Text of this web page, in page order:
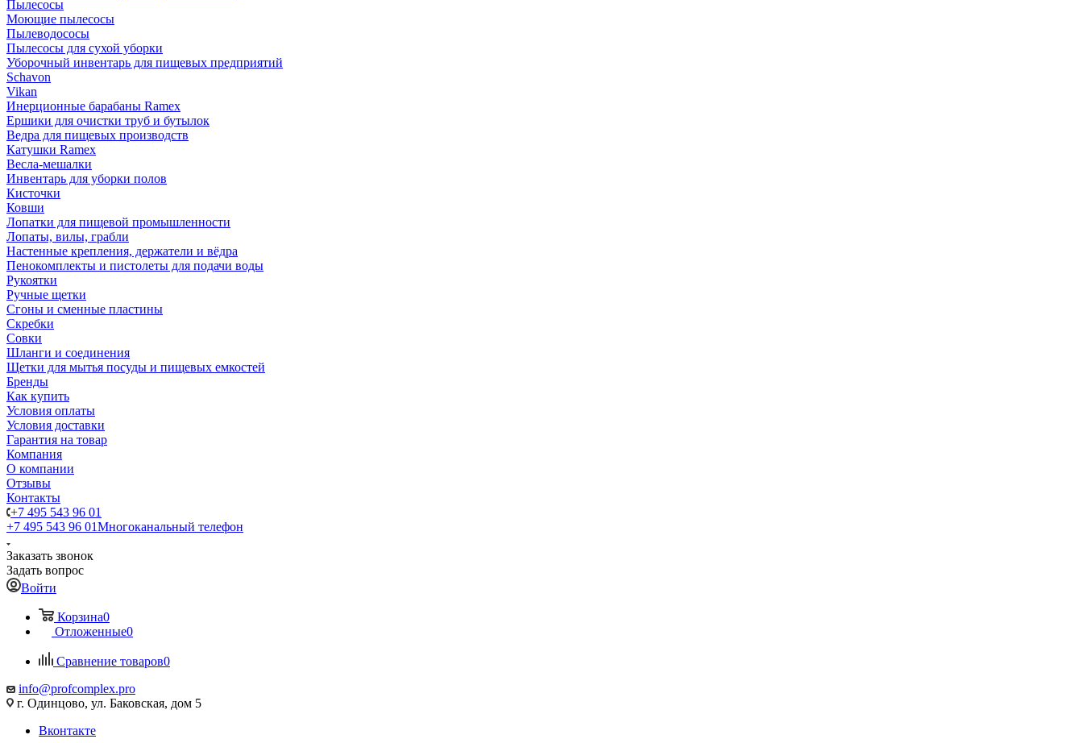
Пылесосы
Моющие пылесосы
Пылеводососы
Пылесосы для сухой уборки
Уборочный инвентарь для пищевых предприятий
Schavon
Vikan
Инерционные барабаны Ramex
Ершики для очистки труб и бутылок
Ведра для пищевых производств
Катушки Ramex
Весла-мешалки
Инвентарь для уборки полов
Кисточки
Ковши
Лопатки для пищевой промышленности
Лопаты, вилы, грабли
Настенные крепления, держатели и вёдра
Пенокомплекты и пистолеты для подачи воды
Рукоятки
Ручные щетки
Сгоны и сменные пластины
Скребки
Совки
Шланги и соединения
Щетки для мытья посуды и пищевых емкостей
Бренды
Как купить
Условия оплаты
Условия доставки
Гарантия на товар
Компания
О компании
Отзывы
Контакты
+7 495 543 96 01
+7 495 543 96 01Многоканальный телефон
Заказать звонок
Задать вопрос
Войти
Корзина0
Отложенные0
Сравнение товаров0
info@profcomplex.pro
г. Одинцово, ул. Баковская, дом 5
Вконтакте